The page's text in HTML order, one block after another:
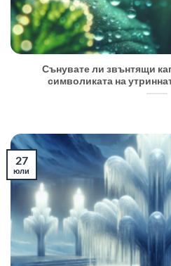
Сънувате ли звънтящи
символиката на
27
юли